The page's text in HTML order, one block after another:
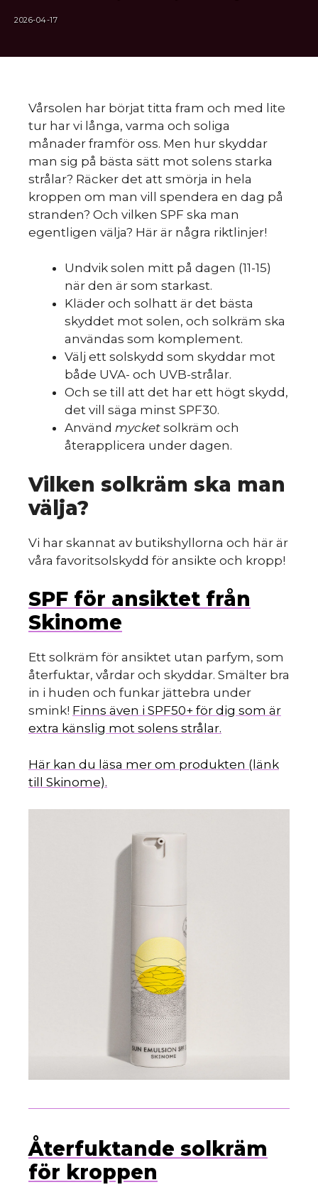
2026-04-17
Vårsolen har börjat titta fram och med lite
tur har vi långa, varma och soliga
månader framför oss. Men hur skyddar
man sig på bästa sätt mot solens starka
strålar? Räcker det att smörja in hela
kroppen om man vill spendera en dag på
stranden? Och vilken SPF ska man
egentligen välja? Här är några riktlinjer!
Undvik solen mitt på dagen (11-15)
när den är som starkast.
Kläder och solhatt är det bästa
skyddet mot solen, och solkräm ska
användas som komplement.
Välj ett solskydd som skyddar mot
både UVA- och UVB-strålar.
Och se till att det har ett högt skydd,
det vill säga minst SPF30.
Använd mycket solkräm och
återapplicera under dagen.
Vilken solkräm ska man
välja?
Vi har skannat av butikshyllorna och här är
våra favoritsolskydd för ansikte och kropp!
SPF för ansiktet från
Skinome
Ett solkräm för ansiktet utan parfym, som
återfuktar, vårdar och skyddar. Smälter bra
in i huden och funkar jättebra under
smink! Finns även i SPF50+ för dig som är
extra känslig mot solens strålar.
Här kan du läsa mer om produkten (länk
till Skinome).
Återfuktande solkräm
för kroppen